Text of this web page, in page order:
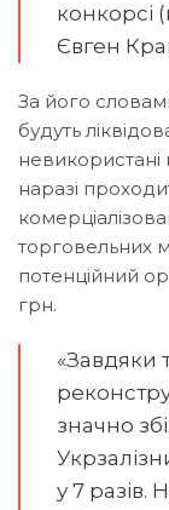
конкорсі
Євген
За його
будуть
невикористані
наразі
торговельних
потенційний
грн.
«Завдяки
значно
у 7 разів.